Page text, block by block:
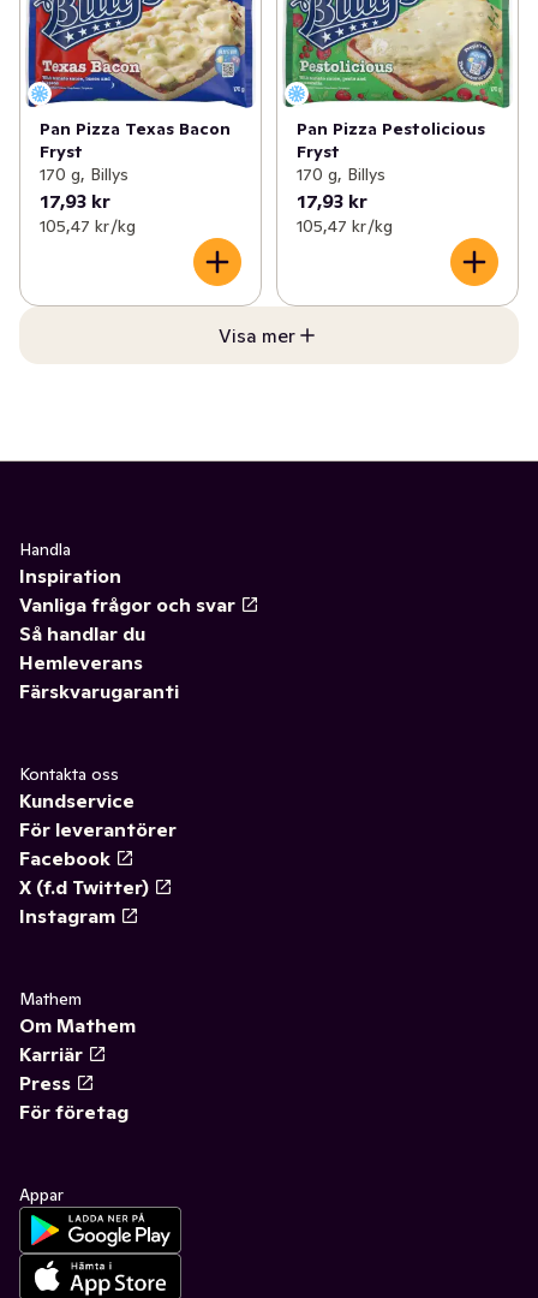
Pan Pizza Texas Bacon
Fryst
170 g, Billys
17,93 kr
105,47 kr /kg
Pan Pizza Pestolicious
Fryst
170 g, Billys
17,93 kr
105,47 kr /kg
Visa mer
Handla
Inspiration
Vanliga frågor och svar
Så handlar du
Hemleverans
Färskvarugaranti
Kontakta oss
Kundservice
För leverantörer
Facebook
X (f.d Twitter)
Instagram
Mathem
Om Mathem
Karriär
Press
För företag
Appar